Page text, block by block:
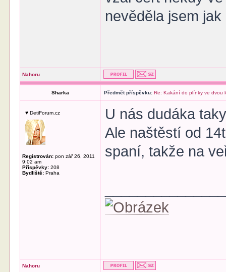
nevěděla jsem
Nahoru
Sharka Předmět příspěvku: Re: Kakání do plínky ve dvou
♥ DetiForum.cz
Registrován: pon zář 26, 2011
9:02 am
Příspěvky: 208
Bydliště: Praha
U nás dudáka
Ale naštěstí od
spaní, takže na
Nahoru